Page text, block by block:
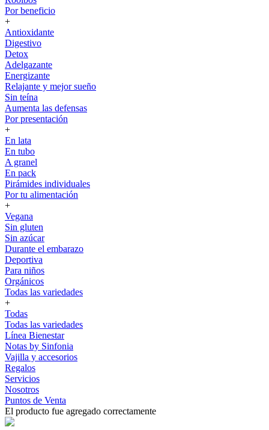
Por beneficio
+
Antioxidante
Digestivo
Detox
Adelgazante
Energizante
Relajante y mejor sueño
Sin teína
Aumenta las defensas
Por presentación
+
En lata
En tubo
A granel
En pack
Pirámides individuales
Por tu alimentación
+
Vegana
Sin gluten
Sin azúcar
Durante el embarazo
Deportiva
Para niños
Orgánicos
Todas las variedades
+
Todas
Todas las variedades
Línea Bienestar
Notas by Sinfonia
Vajilla y accesorios
Regalos
Servicios
Nosotros
Puntos de Venta
El producto fue agregado correctamente